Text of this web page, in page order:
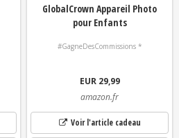
GlobalCrown Appareil Photo
pour Enfants
#GagneDesCommissions *
EUR 29,99
amazon.fr
Voir l'article cadeau